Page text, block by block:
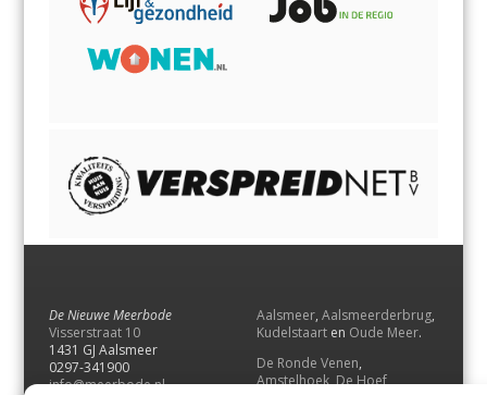
De Nieuwe Meerbode
Visserstraat 10
1431 GJ Aalsmeer
0297-341900
info@meerbode.nl
Aalsmeer, Aalsmeerderbrug,
Kudelstaart en Oude Meer.
De Ronde Venen,
Amstelhoek,De Hoef,